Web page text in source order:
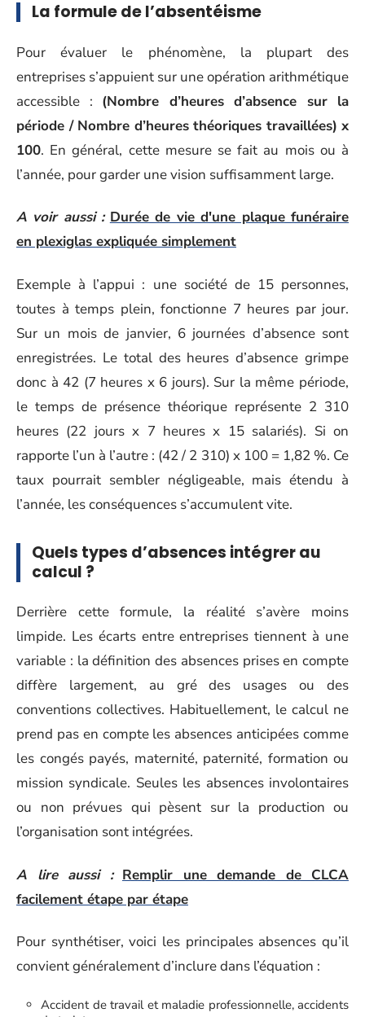
La formule de l’absentéisme
Pour évaluer le phénomène, la plupart des
entreprises s’appuient sur une opération arithmétique
accessible : (Nombre d’heures d’absence sur la
période / Nombre d’heures théoriques travaillées) x
100. En général, cette mesure se fait au mois ou à
l’année, pour garder une vision suffisamment large.
A voir aussi : Durée de vie d'une plaque funéraire
en plexiglas expliquée simplement
Exemple à l’appui : une société de 15 personnes,
toutes à temps plein, fonctionne 7 heures par jour.
Sur un mois de janvier, 6 journées d’absence sont
enregistrées. Le total des heures d’absence grimpe
donc à 42 (7 heures x 6 jours). Sur la même période,
le temps de présence théorique représente 2 310
heures (22 jours x 7 heures x 15 salariés). Si on
rapporte l’un à l’autre : (42 / 2 310) x 100 = 1,82 %. Ce
taux pourrait sembler négligeable, mais étendu à
l’année, les conséquences s’accumulent vite.
Quels types d’absences intégrer au
calcul ?
Derrière cette formule, la réalité s’avère moins
limpide. Les écarts entre entreprises tiennent à une
variable : la définition des absences prises en compte
diffère largement, au gré des usages ou des
conventions collectives. Habituellement, le calcul ne
prend pas en compte les absences anticipées comme
les congés payés, maternité, paternité, formation ou
mission syndicale. Seules les absences involontaires
ou non prévues qui pèsent sur la production ou
l’organisation sont intégrées.
A lire aussi : Remplir une demande de CLCA
facilement étape par étape
Pour synthétiser, voici les principales absences qu’il
convient généralement d’inclure dans l’équation :
Accident de travail et maladie professionnelle, accidents